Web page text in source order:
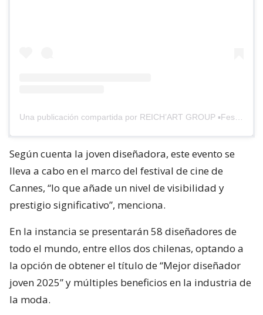
Según cuenta la joven diseñadora, este evento se
lleva a cabo en el marco del festival de cine de
Cannes, “lo que añade un nivel de visibilidad y
prestigio significativo”, menciona.
En la instancia se presentarán 58 diseñadores de
todo el mundo, entre ellos dos chilenas, optando a
la opción de obtener el título de “Mejor diseñador
joven 2025” y múltiples beneficios en la industria de
la moda.